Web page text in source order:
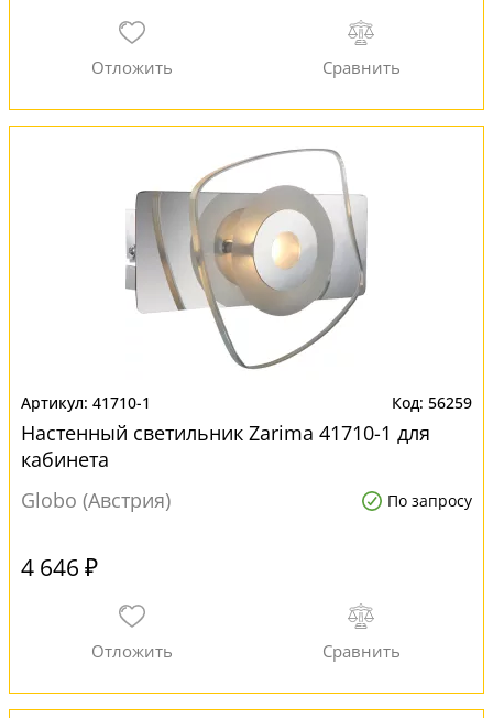
41710-1 56259
Настенный светильник Zarima 41710-1 для
кабинета
Globo (Австрия)
По запросу
4 646 ₽